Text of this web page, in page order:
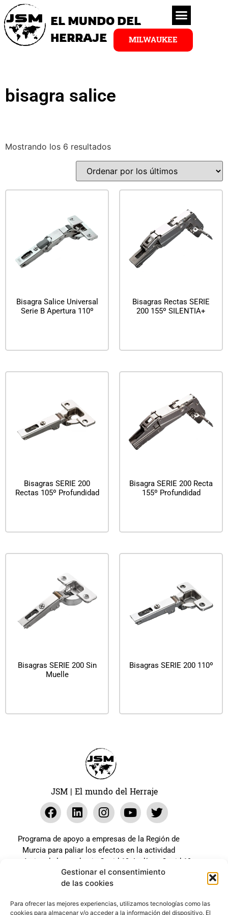
Gestionar el consentimiento
de las cookies
Para ofrecer las mejores experiencias, utilizamos tecnologías como las
cookies para almacenar y/o acceder a la información del dispositivo. El
EL MUNDO DEL
HERRAJE
MILWAUKEE
bisagra salice
Mostrando los 6 resultados
Bisagra Salice Universal
Serie B Apertura 110º
Bisagras Rectas SERIE
200 155º SILENTIA+
Bisagras SERIE 200
Rectas 105º Profundidad
Bisagra SERIE 200 Recta
155º Profundidad
Bisagras SERIE 200 Sin
Muelle
Bisagras SERIE 200 110º
JSM | El mundo del Herraje
Programa de apoyo a empresas de la Región de
Murcia para paliar los efectos en la actividad
económica de la pandemia Covid-19. La línea Covid-19
coste cero cofinanciada por la unión europea.
Expediente: 2020.07.COSI.0483